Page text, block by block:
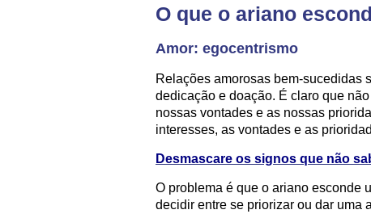
O que o ariano
Amor: egocentrismo
Relações amorosas bem-sucedidas
dedicação e doação. É claro que
nossas vontades e as nossas
interesses, as vontades e as
Desmascare os signos que não
O problema é que o ariano esconde
decidir entre se priorizar ou dar uma